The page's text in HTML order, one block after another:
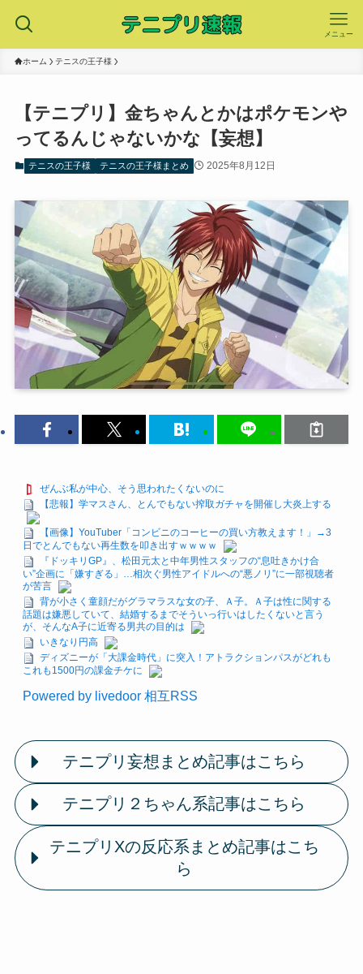
メニュー
ホーム テニスの王子様
【テニプリ】金ちゃんとかはポケモンや
ってるんじゃないかな【妄想】
テニスの王子様 テニスの王子様まとめ 2025年8月12日
ぜんぶ私が中心、そう思われたくないのに
【悲報】学マスさん、とんでもない搾取ガチャを開催し大炎上する
【画像】YouTuber「コンビニのコーヒーの買い方教えます！」→3
日でとんでもない再生数を叩き出すｗｗｗｗ
『ドッキリGP』、松田元太と中年男性スタッフの“息吐きかけ合
い”企画に「嫌すぎる」…相次ぐ男性アイドルへの“悪ノリ”に一部視聴者
が苦言
背が小さく童顔だがグラマラスな女の子、Ａ子。Ａ子は性に関する
話題は嫌悪していて、結婚するまでそういっ行いはしたくないと言う
が、そんなA子に近寄る男共の目的は
いきなり円高
ディズニーが「大課金時代」に突入！アトラクションパスがどれも
これも1500円の課金チケに
Powered by livedoor 相互RSS
テニプリ妄想まとめ記事はこちら
テニプリ２ちゃん系記事はこちら
テニプリXの反応系まとめ記事はこち
ら